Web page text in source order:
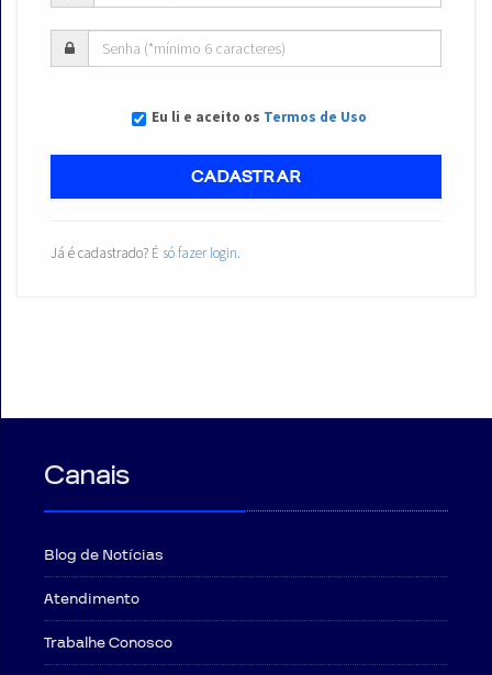
Eu li e aceito os Termos de Uso
CADASTRAR
Já é cadastrado? É só fazer login.
Canais
Blog de Notícias
Atendimento
Trabalhe Conosco